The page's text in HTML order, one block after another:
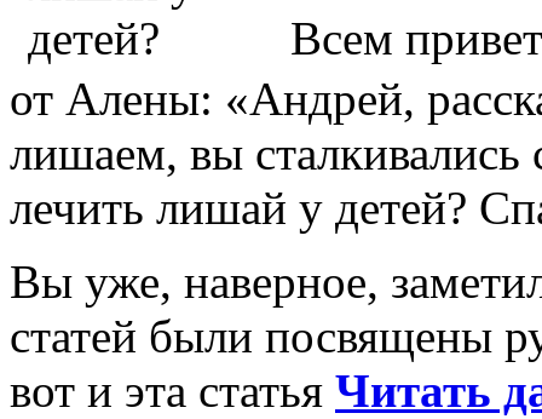
Всем
от Алены: «Андрей,
лишаем, вы
лечить лишай у детей?
Вы уже, наверное,
статей были посвящены
вот и эта статья Читать